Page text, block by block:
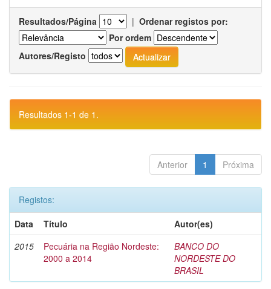
Resultados/Página | Ordenar registos por:
Por ordem
Autores/Registo
Resultados 1-1 de 1.
Anterior 1 Próxima
Registos:
Data
Título
Autor(es)
2015
Pecuária na Região Nordeste:
2000 a 2014
BANCO DO
NORDESTE DO
BRASIL